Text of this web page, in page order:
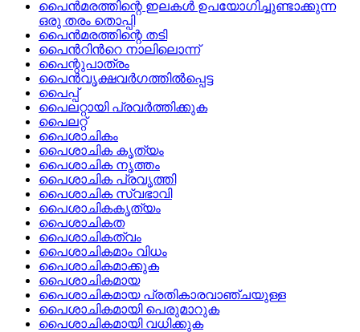
പൈന്‍മരത്തിന്റെ ഇലകള്‍ ഉപയോഗിച്ചുണ്ടാക്കുന്ന
ഒരു തരം തൊപ്പി
പൈന്‍മരത്തിന്റെ തടി
പൈന്‍റിന്‍റെ നാലിലൊന്ന്
പൈന്റുപാത്രം
പൈന്‍വൃക്ഷവര്‍ഗത്തില്‍പ്പെട്ട
പൈപ്പ്
പൈലറ്റായി പ്രവര്‍ത്തിക്കുക
പൈലറ്റ്
പൈശാചികം
പൈശാചിക കൃത്യം
പൈശാചിക നൃത്തം
പൈശാചിക പ്രവൃത്തി
പൈശാചിക സ്വഭാവി
പൈശാചികകൃത്യം
പൈശാചികത
പൈശാചികത്വം
പൈശാചികമാം വിധം
പൈശാചികമാക്കുക
പൈശാചികമായ
പൈശാചികമായ പ്രതികാരവാഞ്ചയുള്ള
പൈശാചികമായി പെരുമാറുക
പൈശാചികമായി വധിക്കുക